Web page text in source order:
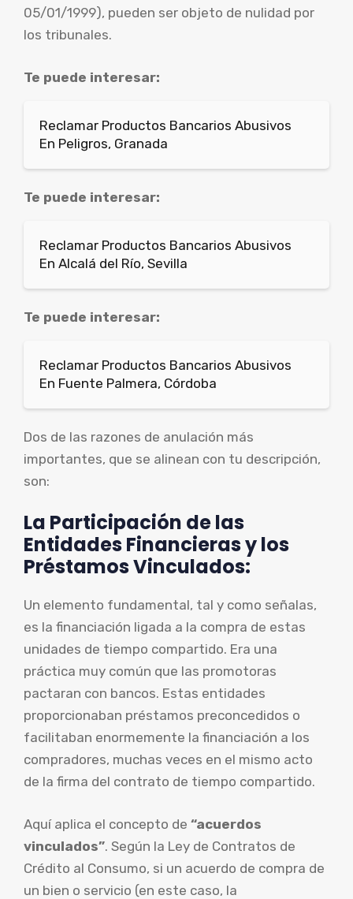
05/01/1999), pueden ser objeto de nulidad por
los tribunales.
Te puede interesar:
Reclamar Productos Bancarios Abusivos
En Peligros, Granada
Te puede interesar:
Reclamar Productos Bancarios Abusivos
En Alcalá del Río, Sevilla
Te puede interesar:
Reclamar Productos Bancarios Abusivos
En Fuente Palmera, Córdoba
Dos de las razones de anulación más
importantes, que se alinean con tu descripción,
son:
La Participación de las
Entidades Financieras y los
Préstamos Vinculados:
Un elemento fundamental, tal y como señalas,
es la financiación ligada a la compra de estas
unidades de tiempo compartido. Era una
práctica muy común que las promotoras
pactaran con bancos. Estas entidades
proporcionaban préstamos preconcedidos o
facilitaban enormemente la financiación a los
compradores, muchas veces en el mismo acto
de la firma del contrato de tiempo compartido.
Aquí aplica el concepto de “acuerdos
vinculados”. Según la Ley de Contratos de
Crédito al Consumo, si un acuerdo de compra de
un bien o servicio (en este caso, la